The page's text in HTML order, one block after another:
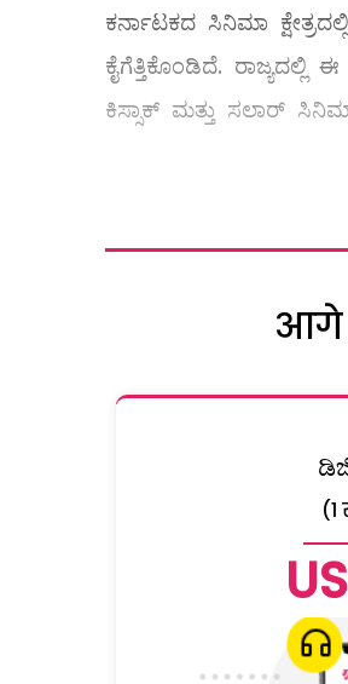
ಕರ್ನಾಟಕದ ಸಿನಿಮಾ
ಕೈಗೆತ್ತಿಕೊಂಡಿದೆ.
ಕಿಸ್ಸಾಕ್ ಮತ್ತು ಸಲಾರ್
आगे
(1